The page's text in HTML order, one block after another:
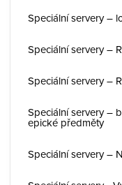
Speciální servery –
Speciální servery –
Speciální servery –
Speciální servery –
epické předměty
Speciální servery –